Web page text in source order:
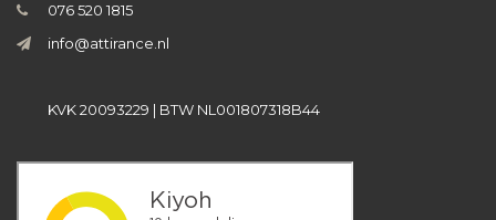
076 520 1815
info@attirance.nl
KVK 20093229 | BTW NL001807318B44